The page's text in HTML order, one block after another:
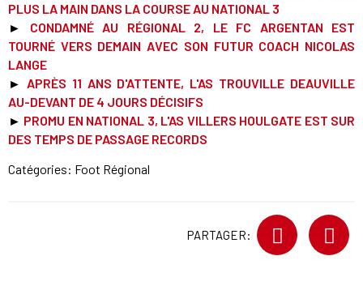
PLUS LA MAIN DANS LA COURSE AU NATIONAL 3
► CONDAMNÉ AU RÉGIONAL 2, LE FC ARGENTAN EST
TOURNÉ VERS DEMAIN AVEC SON FUTUR COACH NICOLAS
LANGE
► APRÈS 11 ANS D'ATTENTE, L'AS TROUVILLE DEAUVILLE
AU-DEVANT DE 4 JOURS DÉCISIFS
► PROMU EN NATIONAL 3, L'AS VILLERS HOULGATE EST SUR
DES TEMPS DE PASSAGE RECORDS
Catégories: Foot Régional
PARTAGER: